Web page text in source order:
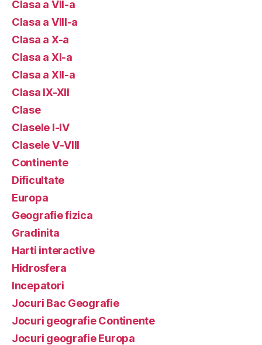
Clasa a VII-a
Clasa a VIII-a
Clasa a X-a
Clasa a XI-a
Clasa a XII-a
Clasa IX-XII
Clase
Clasele I-IV
Clasele V-VIII
Continente
Dificultate
Europa
Geografie fizica
Gradinita
Harti interactive
Hidrosfera
Incepatori
Jocuri Bac Geografie
Jocuri geografie Continente
Jocuri geografie Europa